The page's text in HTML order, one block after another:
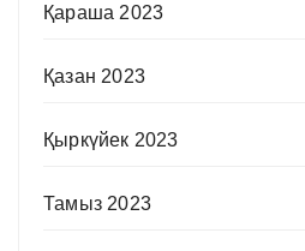
Қараша 2023
Қазан 2023
Қыркүйек 2023
Тамыз 2023